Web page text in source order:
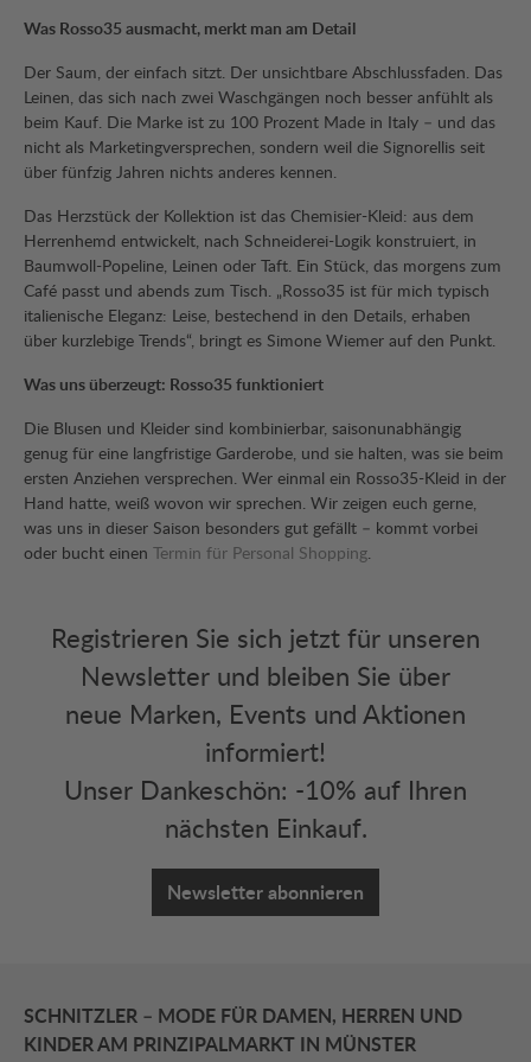
Was Rosso35 ausmacht, merkt man am Detail
Der Saum, der einfach sitzt. Der unsichtbare Abschlussfaden. Das
Leinen, das sich nach zwei Waschgängen noch besser anfühlt als
beim Kauf. Die Marke ist zu 100 Prozent Made in Italy – und das
nicht als Marketingversprechen, sondern weil die Signorellis seit
über fünfzig Jahren nichts anderes kennen.
Das Herzstück der Kollektion ist das Chemisier-Kleid: aus dem
Herrenhemd entwickelt, nach Schneiderei-Logik konstruiert, in
Baumwoll-Popeline, Leinen oder Taft. Ein Stück, das morgens zum
Café passt und abends zum Tisch. „Rosso35 ist für mich typisch
italienische Eleganz: Leise, bestechend in den Details, erhaben
über kurzlebige Trends“, bringt es Simone Wiemer auf den Punkt.
Was uns überzeugt: Rosso35 funktioniert
Die Blusen und Kleider sind kombinierbar, saisonunabhängig
genug für eine langfristige Garderobe, und sie halten, was sie beim
ersten Anziehen versprechen. Wer einmal ein Rosso35-Kleid in der
Hand hatte, weiß wovon wir sprechen. Wir zeigen euch gerne,
was uns in dieser Saison besonders gut gefällt – kommt vorbei
oder bucht einen Termin für Personal Shopping.
Registrieren Sie sich jetzt für unseren
Newsletter und bleiben Sie über
neue Marken, Events und Aktionen
informiert!
Unser Dankeschön: -10% auf Ihren
nächsten Einkauf.
Newsletter abonnieren
SCHNITZLER – MODE FÜR DAMEN, HERREN UND
KINDER AM PRINZIPALMARKT IN MÜNSTER